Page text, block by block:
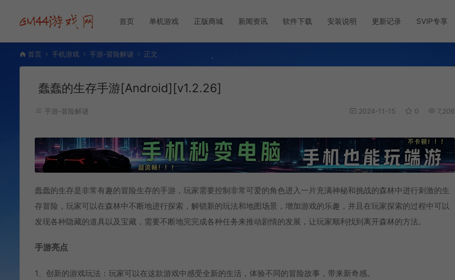
首页 单机游戏 正版商城 新闻资讯 软件下载 安装说明 更新记录 SVIP专享
首页 手机游戏 手游-冒险解谜 正文
蠢蠢的生存手游[Android][v1.2.26]
手游-冒险解谜 2024-11-15 0 7,206
蠢蠢的生存是非常有趣的冒险生存的手游，玩家需要控制非常可爱的角色进入一片充满神秘和挑战的森林中进行刺激的生
存冒险，玩家可以在森林中不断地进行探索，解锁新的玩法和地图场景，增加游戏的乐趣，并且在玩家探索的过程中可以
发现各种隐藏的道具以及宝藏，需要不断地完完成各种任务来推动剧情的发展，让玩家顺利找到离开森林的方法。
手游亮点
1、创新的游戏玩法：玩家可以在这款游戏中感受全新的生活，体验不同的冒险故事，带来新奇感。